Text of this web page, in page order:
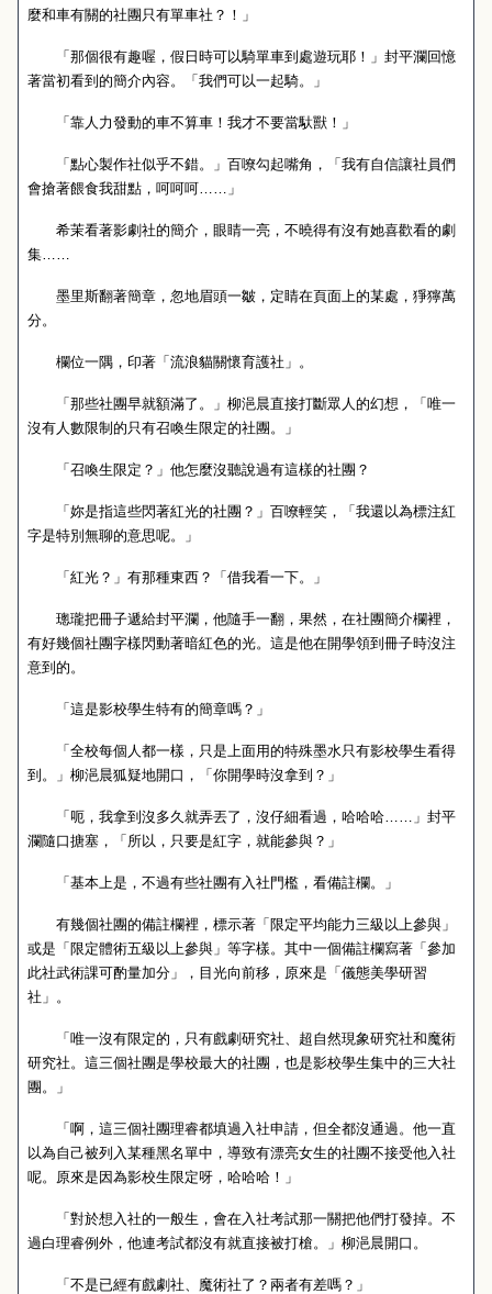
麼和車有關的社團只有單車社？！」
「那個很有趣喔，假日時可以騎單車到處遊玩耶！」封平瀾回憶
著當初看到的簡介內容。「我們可以一起騎。」
「靠人力發動的車不算車！我才不要當馱獸！」
「點心製作社似乎不錯。」百嘹勾起嘴角，「我有自信讓社員們
會搶著餵食我甜點，呵呵呵……」
希茉看著影劇社的簡介，眼睛一亮，不曉得有沒有她喜歡看的劇
集……
墨里斯翻著簡章，忽地眉頭一皺，定睛在頁面上的某處，猙獰萬
分。
欄位一隅，印著「流浪貓關懷育護社」。
「那些社團早就額滿了。」柳浥晨直接打斷眾人的幻想，「唯一
沒有人數限制的只有召喚生限定的社團。」
「召喚生限定？」他怎麼沒聽說過有這樣的社團？
「妳是指這些閃著紅光的社團？」百嘹輕笑，「我還以為標注紅
字是特別無聊的意思呢。」
「紅光？」有那種東西？「借我看一下。」
璁瓏把冊子遞給封平瀾，他隨手一翻，果然，在社團簡介欄裡，
有好幾個社團字樣閃動著暗紅色的光。這是他在開學領到冊子時沒注
意到的。
「這是影校學生特有的簡章嗎？」
「全校每個人都一樣，只是上面用的特殊墨水只有影校學生看得
到。」柳浥晨狐疑地開口，「你開學時沒拿到？」
「呃，我拿到沒多久就弄丟了，沒仔細看過，哈哈哈……」封平
瀾隨口搪塞，「所以，只要是紅字，就能參與？」
「基本上是，不過有些社團有入社門檻，看備註欄。」
有幾個社團的備註欄裡，標示著「限定平均能力三級以上參與」
或是「限定體術五級以上參與」等字樣。其中一個備註欄寫著「參加
此社武術課可酌量加分」，目光向前移，原來是「儀態美學研習
社」。
「唯一沒有限定的，只有戲劇研究社、超自然現象研究社和魔術
研究社。這三個社團是學校最大的社團，也是影校學生集中的三大社
團。」
「啊，這三個社團理睿都填過入社申請，但全都沒通過。他一直
以為自己被列入某種黑名單中，導致有漂亮女生的社團不接受他入社
呢。原來是因為影校生限定呀，哈哈哈！」
「對於想入社的一般生，會在入社考試那一關把他們打發掉。不
過白理睿例外，他連考試都沒有就直接被打槍。」柳浥晨開口。
「不是已經有戲劇社、魔術社了？兩者有差嗎？」